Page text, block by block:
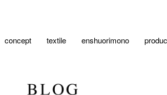
concept textile enshuorimono